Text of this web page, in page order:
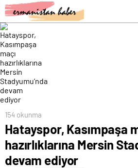
154 okunma
Hatayspor, Kasımpaşa
hazırlıklarına Mersin
devam ediyor